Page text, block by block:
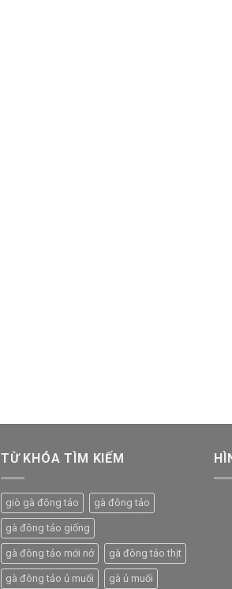
TỪ KHÓA TÌM KIẾM
giò gà đông tảo gà đông tảo
gà đông tảo giống
gà đông tảo mới nở gà đông tảo thịt
gà đông tảo ủ muối gà ủ muối